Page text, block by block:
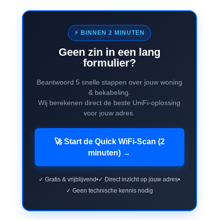
⚡ BINNEN 2 MINUTEN
Geen zin in een lang
formulier?
Beantwoord 5 snelle stappen over jouw woning
& bekabeling.
Wij berekenen direct de beste UniFi-oplossing
voor jouw adres.
🚀 Start de Quick WiFi-Scan (2
minuten) →
✓ Gratis & vrijblijvend•✓ Direct inzicht op jouw adres•
✓ Geen technische kennis nodig